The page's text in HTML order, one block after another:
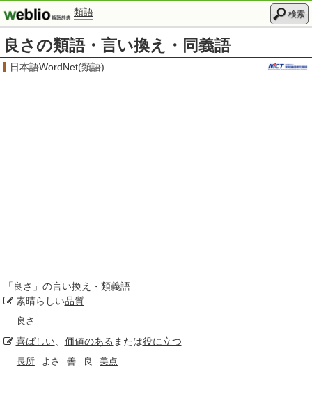
類語 検索
良さの類語・言い換え・同義語
日本語WordNet(類語)
「 良さ 」の言い換え・類義語
素晴らしい品質
良さ
喜ばしい、 価値のある または役に立つ
長所 よさ 善 良 美点